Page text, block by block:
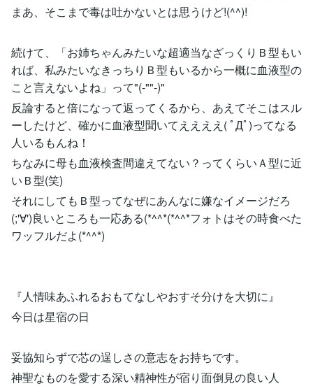
まあ、そこまで毒は吐かないとは思うけど!(^^)!
続けて、「お姉ちゃんみたいな超適当なざっくりＢ型もい
れば、私みたいなきっちりＢ型もいるから一概に血液型の
こと言えないよね」って"(-""-)"
反論すると倍になって返ってくるから、あえてそこはスル
ーしたけど、確かに血液型聞いてええええ( ﾟДﾟ)ってなる
人いるもんね！
ちなみに母も血液検査間違えてない？ってくらいＡ型に近
いＢ型(笑)
それにしてもＢ型ってなぜにあんなに嫌なイメージだろ
(;'∀')良いところも一応ある(*^^*(*^^*フォトはその時食べた
ワッフルだよ(*^^*)
『人情味あふれるおもてなしやおすそ分けを大切に』
今日は星宿の日
妥協知らずで芯の逞しさの意志をお持ちです。
神聖なものを愛する深い精神性が宿り面倒見の良い人